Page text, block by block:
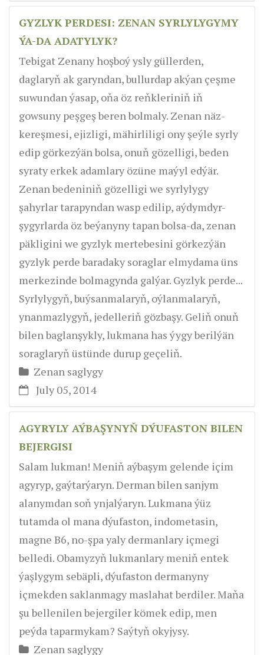
GYZLYK PERDESI: ZENAN SYRLYLYGYMY
ÝA-DA ADATYLYK?
Tebigat Zenany hoşboý ysly güllerden,
daglaryň ak garyndan, bullurdap akýan çeşme
suwundan ýasap, oňa öz reňkleriniň iň
gowsuny peşgeş beren bolmaly. Zenan näz-
kereşmesi, ejizligi, mähirliligi ony şeýle syrly
edip görkezýän bolsa, onuň gözelligi, beden
syraty erkek adamlary özüne maýyl edýär.
Zenan bedeniniň gözelligi we syrlylygy
şahyrlar tarapyndan wasp edilip, aýdymdyr-
şygyrlarda öz beýanyny tapan bolsa-da, zenan
päkligini we gyzlyk mertebesini görkezýän
gyzlyk perde baradaky soraglar elmydama üns
merkezinde bolmagynda galýar. Gyzlyk perde...
Syrlylygyň, buýsanmalaryň, oýlanmalaryň,
ynanmazlygyň, jedelleriň gözbaşy. Geliň onuň
bilen baglanşykly, lukmana has ýygy berilýän
soraglaryň üstünde durup geçeliň.
Zenan saglygy
July 05, 2014
AGYRYLY AÝBAŞYNYŇ DÝUFASTON BILEN
BEJERGISI
Salam lukman! Meniň aýbaşym gelende içim
agyryp, gaýtarýaryn. Derman bilen sanjym
alanymdan soň ynjalýaryn. Lukmana ýüz
tutamda ol mana dýufaston, indometasin,
magne B6, no-şpa yaly dermanlary içmegi
belledi. Obamyzyň lukmanlary meniň entek
ýaşlygym sebäpli, dýufaston dermanyny
içmekden saklanmagy maslahat berdiler. Maňa
şu bellenilen bejergiler kömek edip, men
peýda taparmykam? Saýtyň okyjysy.
Zenan saglygy